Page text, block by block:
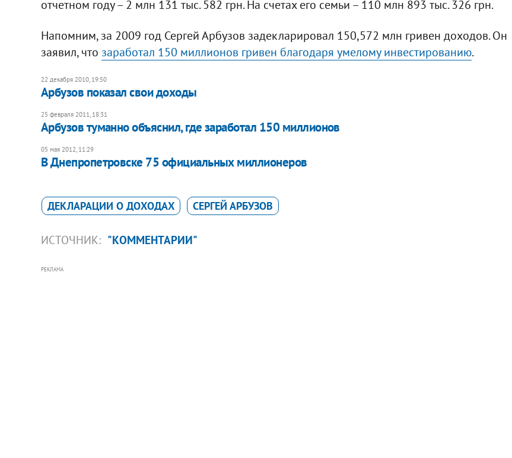
отчетном году – 2 млн 131 тыс. 582 грн. На счетах его семьи – 110 млн 893 тыс. 326 грн.
Напомним, за 2009 год Сергей Арбузов задекларировал 150,572 млн гривен доходов. Он
заявил, что заработал 150 миллионов гривен благодаря умелому инвестированию.
22 декабря 2010, 19:50
Арбузов показал свои доходы
25 февраля 2011, 18:31
Арбузов туманно объяснил, где заработал 150 миллионов
05 мая 2012, 11:29
​В Днепропетровске 75 официальных миллионеров
ДЕКЛАРАЦИИ О ДОХОДАХ СЕРГЕЙ АРБУЗОВ
ИСТОЧНИК: "КОММЕНТАРИИ"
РЕКЛАМА